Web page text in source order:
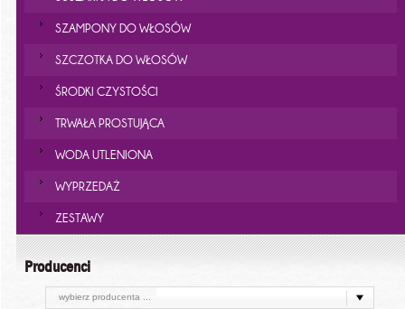
SZAMPONY DO WŁOSÓW
SZCZOTKA DO WŁOSÓW
ŚRODKI CZYSTOŚCI
TRWAŁA PROSTUJĄCA
WODA UTLENIONA
WYPRZEDAŻ
ZESTAWY
Producenci
wybierz producenta ...